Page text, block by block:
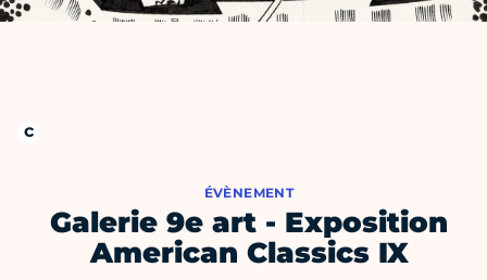
ÉVÈNEMENT
Galerie 9e art - Exposition
American Classics IX